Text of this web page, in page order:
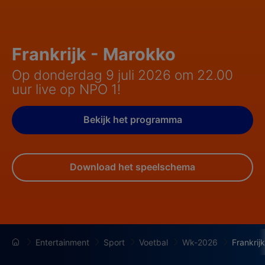
Frankrijk - Marokko
Op donderdag 9 juli 2026 om 22.00
uur live op NPO 1!
Bekijk het programma
Download het speelschema
Entertainment Sport Voetbal Wk-2026